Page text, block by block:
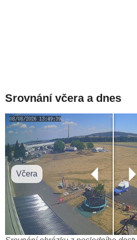
Srovnání včera a dnes
Včera